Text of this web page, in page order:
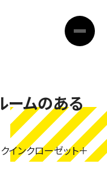
ームのある
ンクローゼット＋